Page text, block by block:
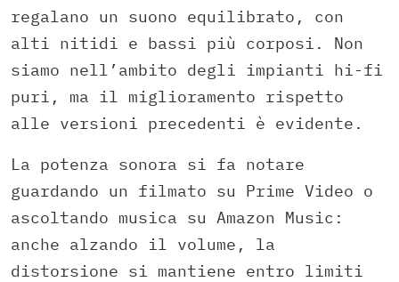
regalano un suono equilibrato, con
alti nitidi e bassi più corposi. Non
siamo nell’ambito degli impianti hi-fi
puri, ma il miglioramento rispetto
alle versioni precedenti è evidente.
La potenza sonora si fa notare
guardando un filmato su Prime Video o
ascoltando musica su Amazon Music:
anche alzando il volume, la
distorsione si mantiene entro limiti